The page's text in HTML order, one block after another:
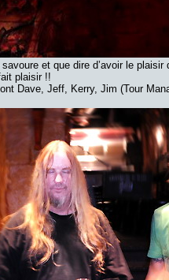
et que dire d’avoir le plaisir
plaisir !!
Dave, Jeff, Kerry, Jim (Tour